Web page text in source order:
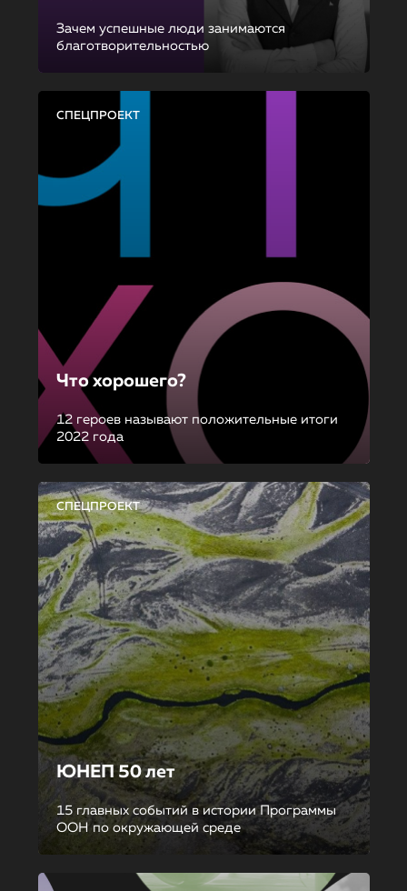
Зачем успешные люди занимаются
благотворительностью
СПЕЦПРОЕКТ
Что хорошего?
12 героев называют положительные итоги
2022 года
СПЕЦПРОЕКТ
ЮНЕП 50 лет
15 главных событий в истории Программы
ООН по окружающей среде